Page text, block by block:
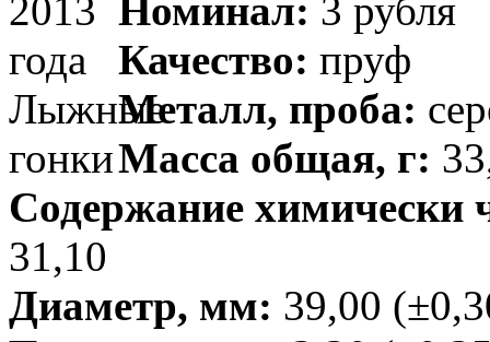
Номинал: 3 рубля
Качество: пруф
Металл, проба:
Масса общая, г:
Содержание химически
31,10
Диаметр, мм: 39,00